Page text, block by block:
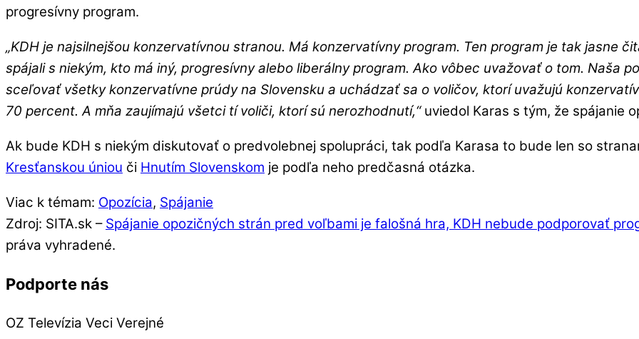
progresívny program.
„KDH je najsilnejšou konzervatívnou stranou. Má konzervatívny program. Ten program je tak jasne
spájali s niekým, kto má iný, progresívny alebo liberálny program. Ako vôbec uvažovať o tom. Naša
sceľovať všetky konzervatívne prúdy na Slovensku a uchádzať sa o voličov, ktorí uvažujú
70 percent. A mňa zaujímajú všetci tí voliči, ktorí sú nerozhodnutí,“uviedol Karas s tým, že spájanie
Ak bude KDH s niekým diskutovať o predvolebnej spolupráci, tak podľa Karasa to bude len so
Kresťanskou úniou či Hnutím Slovenskom je podľa neho predčasná otázka.
Viac k témam: Opozícia, Spájanie
Zdroj: SITA.sk – Spájanie opozičných strán pred voľbami je falošná hra, KDH nebude podporovať
práva vyhradené.
Podporte nás
OZ Televízia Veci Verejné